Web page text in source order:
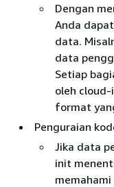
Dengan
Anda
data.
data
Setiap
oleh
format
Penguraian
Jika data
init